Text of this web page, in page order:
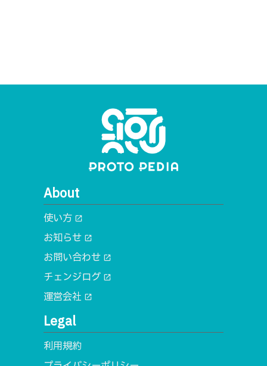
About
使い方 open_in_new
お知らせ open_in_new
お問い合わせ open_in_new
チェンジログ open_in_new
運営会社 open_in_new
Legal
利用規約